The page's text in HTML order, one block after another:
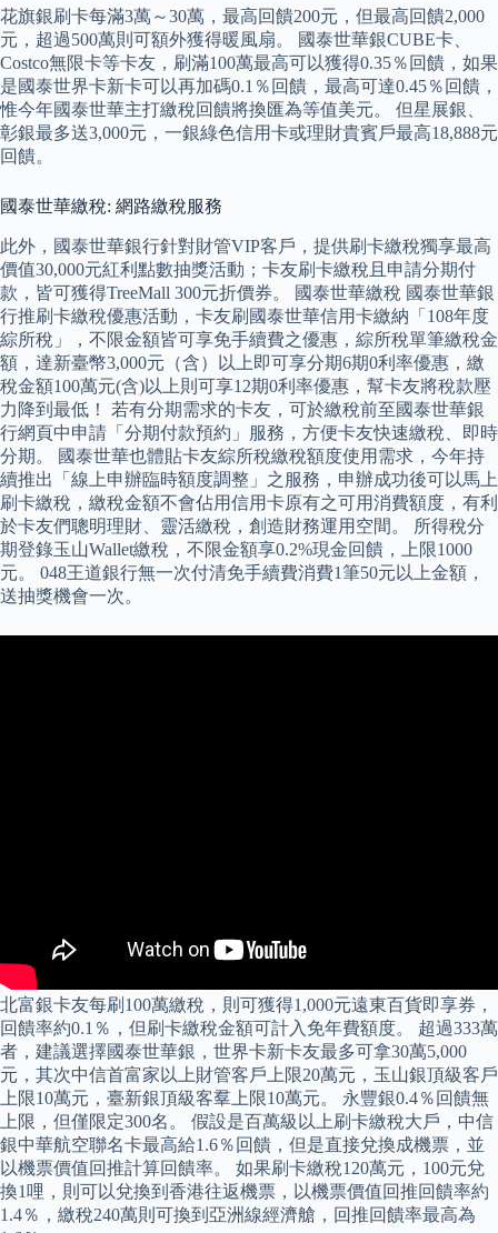
花旗銀刷卡每滿3萬～30萬，最高回饋200元，但最高回饋2,000
元，超過500萬則可額外獲得暖風扇。 國泰世華銀CUBE卡、
Costco無限卡等卡友，刷滿100萬最高可以獲得0.35％回饋，如果
是國泰世界卡新卡可以再加碼0.1％回饋，最高可達0.45％回饋，
惟今年國泰世華主打繳稅回饋將換匯為等值美元。 但星展銀、
彰銀最多送3,000元，一銀綠色信用卡或理財貴賓戶最高18,888元
回饋。
國泰世華繳稅: 網路繳稅服務
此外，國泰世華銀行針對財管VIP客戶，提供刷卡繳稅獨享最高
價值30,000元紅利點數抽獎活動；卡友刷卡繳稅且申請分期付
款，皆可獲得TreeMall 300元折價券。 國泰世華繳稅 國泰世華銀
行推刷卡繳稅優惠活動，卡友刷國泰世華信用卡繳納「108年度
綜所稅」，不限金額皆可享免手續費之優惠，綜所稅單筆繳稅金
額，達新臺幣3,000元（含）以上即可享分期6期0利率優惠，繳
稅金額100萬元(含)以上則可享12期0利率優惠，幫卡友將稅款壓
力降到最低！ 若有分期需求的卡友，可於繳稅前至國泰世華銀
行網頁中申請「分期付款預約」服務，方便卡友快速繳稅、即時
分期。 國泰世華也體貼卡友綜所稅繳稅額度使用需求，今年持
續推出「線上申辦臨時額度調整」之服務，申辦成功後可以馬上
刷卡繳稅，繳稅金額不會佔用信用卡原有之可用消費額度，有利
於卡友們聰明理財、靈活繳稅，創造財務運用空間。 所得稅分
期登錄玉山Wallet繳稅，不限金額享0.2%現金回饋，上限1000
元。 048王道銀行無一次付清免手續費消費1筆50元以上金額，
送抽獎機會一次。
北富銀卡友每刷100萬繳稅，則可獲得1,000元遠東百貨即享券，
回饋率約0.1％，但刷卡繳稅金額可計入免年費額度。 超過333萬
者，建議選擇國泰世華銀，世界卡新卡友最多可拿30萬5,000
元，其次中信首富家以上財管客戶上限20萬元，玉山銀頂級客戶
上限10萬元，臺新銀頂級客羣上限10萬元。 永豐銀0.4％回饋無
上限，但僅限定300名。 假設是百萬級以上刷卡繳稅大戶，中信
銀中華航空聯名卡最高給1.6％回饋，但是直接兌換成機票，並
以機票價值回推計算回饋率。 如果刷卡繳稅120萬元，100元兌
換1哩，則可以兌換到香港往返機票，以機票價值回推回饋率約
1.4％，繳稅240萬則可換到亞洲線經濟艙，回推回饋率最高為